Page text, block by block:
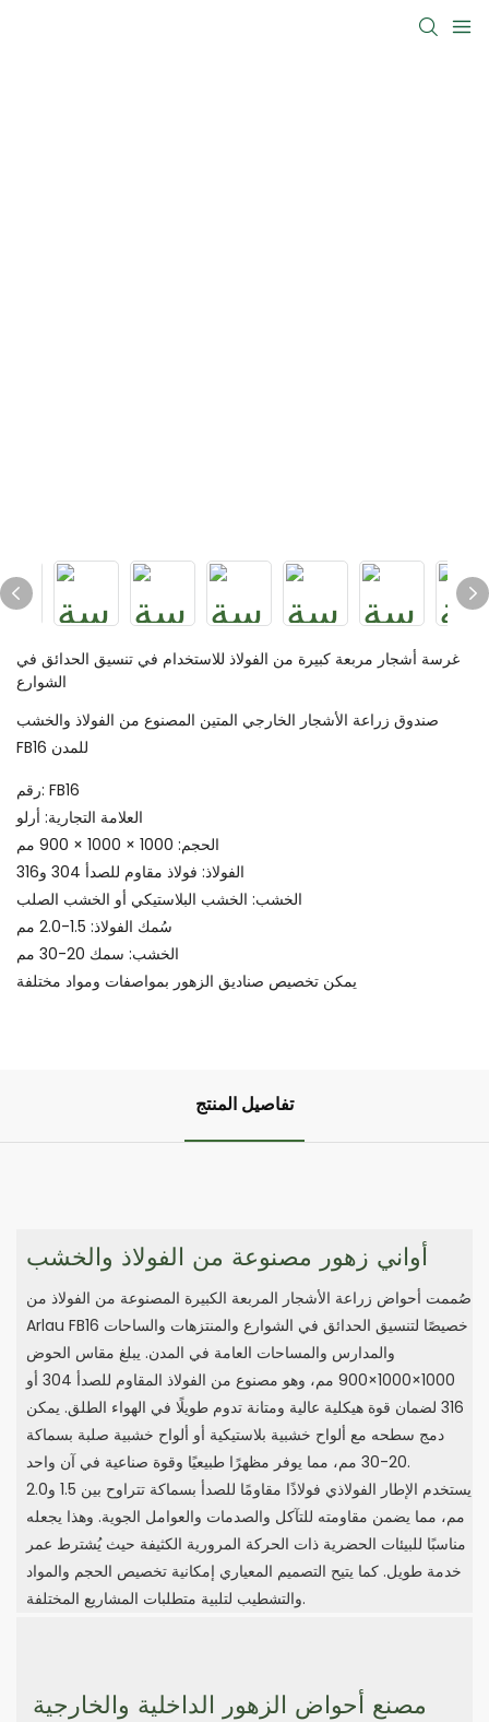
غرسة أشجار مربعة كبيرة من الفولاذ للاستخدام في تنسيق الحدائق في
الشوارع
صندوق زراعة الأشجار الخارجي المتين المصنوع من الفولاذ والخشب
FB16 للمدن
رقم: FB16
العلامة التجارية: أرلو
الحجم: 1000 × 1000 × 900 مم
الفولاذ: فولاذ مقاوم للصدأ 304 و316
الخشب: الخشب البلاستيكي أو الخشب الصلب
سُمك الفولاذ: 1.5-2.0 مم
الخشب: سمك 20-30 مم
يمكن تخصيص صناديق الزهور بمواصفات ومواد مختلفة
تفاصيل المنتج
أواني زهور مصنوعة من الفولاذ والخشب
صُممت أحواض زراعة الأشجار المربعة الكبيرة المصنوعة من الفولاذ من
Arlau FB16 خصيصًا لتنسيق الحدائق في الشوارع والمنتزهات والساحات
والمدارس والمساحات العامة في المدن. يبلغ مقاس الحوض
1000×1000×900 مم، وهو مصنوع من الفولاذ المقاوم للصدأ 304 أو
316 لضمان قوة هيكلية عالية ومتانة تدوم طويلًا في الهواء الطلق. يمكن
دمج سطحه مع ألواح خشبية بلاستيكية أو ألواح خشبية صلبة بسماكة
20-30 مم، مما يوفر مظهرًا طبيعيًا وقوة صناعية في آن واحد.
يستخدم الإطار الفولاذي فولاذًا مقاومًا للصدأ بسماكة تتراوح بين 1.5 و2.0
مم، مما يضمن مقاومته للتآكل والصدمات والعوامل الجوية. وهذا يجعله
مناسبًا للبيئات الحضرية ذات الحركة المرورية الكثيفة حيث يُشترط عمر
خدمة طويل. كما يتيح التصميم المعياري إمكانية تخصيص الحجم والمواد
والتشطيب لتلبية متطلبات المشاريع المختلفة.
مصنع أحواض الزهور الداخلية والخارجية